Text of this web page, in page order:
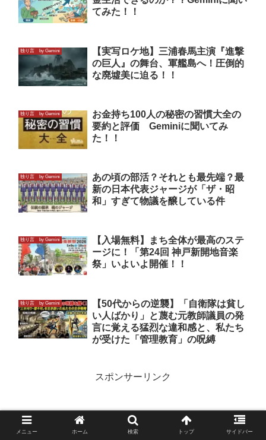
てみた！！
独り言 by Gemini
【実写ロケ地】三浦春馬主演『進撃
の巨人』の舞台、軍艦島へ！圧倒的
な廃墟美に迫る！！
独り言 by Gemini
お金持ち100人の秘密の習慣大全の
要約と評価 Geminiに聞いてみ
た！！
独り言 by Gemini
あの頃の部活？それとも最先端？最
新の日本代表ジャージが「ザ・昭
和」すぎて物議を醸している件
独り言 by Gemini
【入場無料】まち全体が最高のステ
ージに！「第24回 神戸新開地音楽
祭」いよいよ開催！！
独り言 by Gemini
【50代からの逆襲】「自衛隊は貧し
い人ばかり」と蔑む元教師議員の発
言に覚える猛烈な違和感と、私たち
が受けた「管理教育」の呪縛
スポンサーリンク
メニュー ホーム 検索 トップ サイドバー